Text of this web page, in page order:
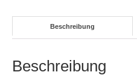
Beschreibung
Beschreibung